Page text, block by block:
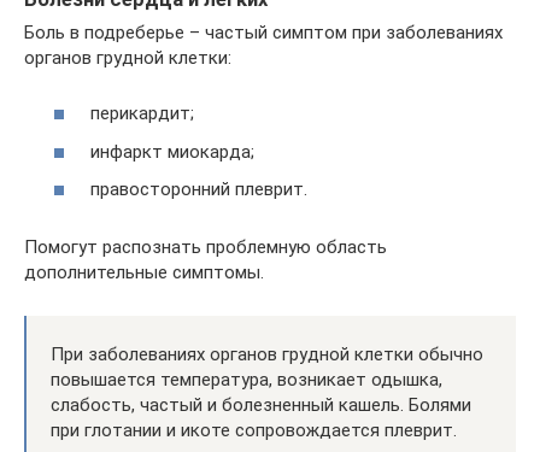
Боль в подреберье – частый симптом при заболеваниях
органов грудной клетки:
перикардит;
инфаркт миокарда;
правосторонний плеврит.
Помогут распознать проблемную область
дополнительные симптомы.
При заболеваниях органов грудной клетки обычно
повышается температура, возникает одышка,
слабость, частый и болезненный кашель. Болями
при глотании и икоте сопровождается плеврит.